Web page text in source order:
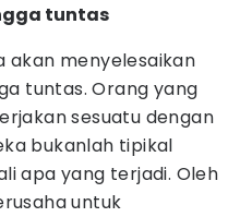
tuntas
akan menyelesaikan
tuntas. Orang yang
sesuatu dengan
bukanlah tipikal
apa yang terjadi. Oleh
untuk